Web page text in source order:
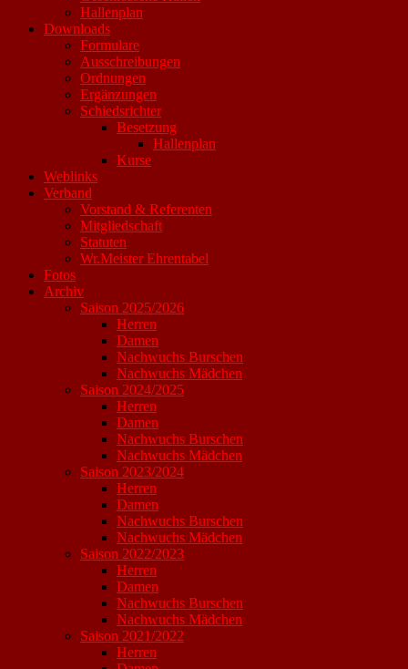
Hallenplan
Downloads
Formulare
Ausschreibungen
Ordnungen
Ergänzungen
Schiedsrichter
Besetzung
Hallenplan
Kurse
Weblinks
Verband
Vorstand & Referenten
Mitgliedschaft
Statuten
Wr.Meister Ehrentabel
Fotos
Archiv
Saison 2025/2026
Herren
Damen
Nachwuchs Burschen
Nachwuchs Mädchen
Saison 2024/2025
Herren
Damen
Nachwuchs Burschen
Nachwuchs Mädchen
Saison 2023/2024
Herren
Damen
Nachwuchs Burschen
Nachwuchs Mädchen
Saison 2022/2023
Herren
Damen
Nachwuchs Burschen
Nachwuchs Mädchen
Saison 2021/2022
Herren